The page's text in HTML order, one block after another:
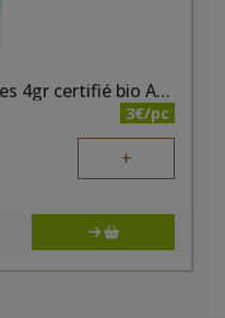
Recharge de baume à lèvres 4gr certifié bio Avril
3€/pc
+